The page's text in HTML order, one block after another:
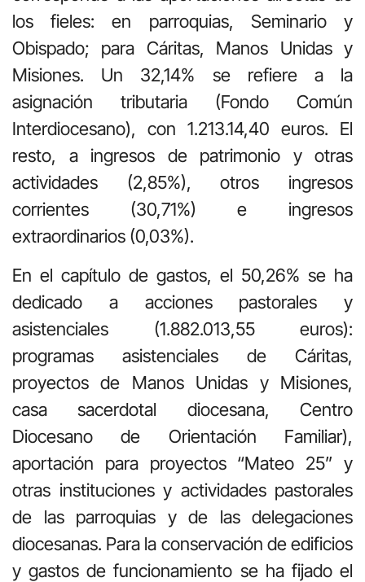
los fieles: en parroquias, Seminario y
Obispado; para Cáritas, Manos Unidas y
Misiones. Un 32,14% se refiere a la
asignación tributaria (Fondo Común
Interdiocesano), con 1.213.14,40 euros. El
resto, a ingresos de patrimonio y otras
actividades (2,85%), otros ingresos
corrientes (30,71%) e ingresos
extraordinarios (0,03%).
En el capítulo de gastos, el 50,26% se ha
dedicado a acciones pastorales y
asistenciales (1.882.013,55 euros):
programas asistenciales de Cáritas,
proyectos de Manos Unidas y Misiones,
casa sacerdotal diocesana, Centro
Diocesano de Orientación Familiar),
aportación para proyectos “Mateo 25” y
otras instituciones y actividades pastorales
de las parroquias y de las delegaciones
diocesanas. Para la conservación de edificios
y gastos de funcionamiento se ha fijado el